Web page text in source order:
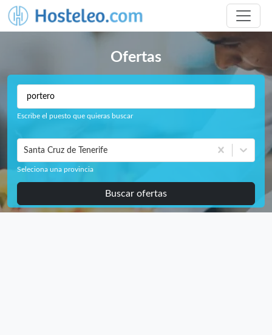
Ofertas
Escribe el puesto que quieras buscar
Santa Cruz de Tenerife
Seleciona una provincia
Buscar ofertas